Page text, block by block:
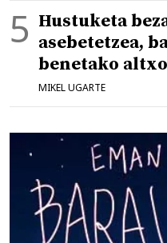
Hustuketa
asebetetzea,
benetako
MIKEL UGARTE